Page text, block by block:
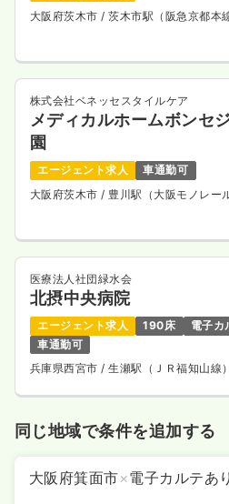
大阪府茨木市 / 茨木市駅（阪急京都本
株式会社ベネッセスタイルケア
メディカルホームボンセ
園
エージェント求人
車通勤可
大阪府茨木市 / 豊川駅（大阪モノレー
医療法人社団緑水会
北摂中央病院
エージェント求人 190床
電子カ
車通勤可
兵庫県西宮市/ 生瀬駅（ＪＲ福知山線
同じ地域で条件を追加する
大阪府箕面市×電子カルテあり